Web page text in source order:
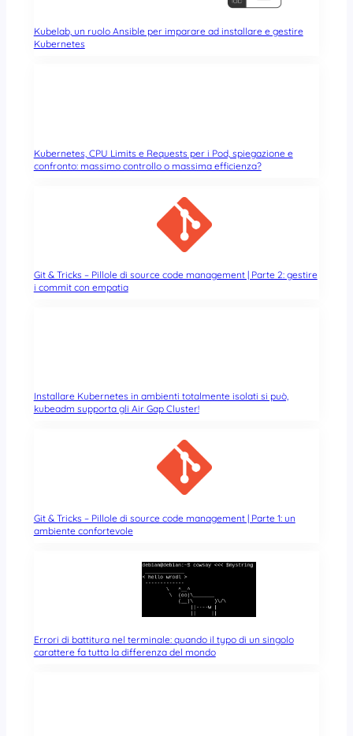
Kubelab, un ruolo Ansible per imparare ad installare e gestire
Kubernetes
Kubernetes, CPU Limits e Requests per i Pod, spiegazione e
confronto: massimo controllo o massima efficienza?
Git & Tricks – Pillole di source code management | Parte 2: gestire
i commit con empatia
Installare Kubernetes in ambienti totalmente isolati si può,
kubeadm supporta gli Air Gap Cluster!
Git & Tricks – Pillole di source code management | Parte 1: un
ambiente confortevole
Errori di battitura nel terminale: quando il typo di un singolo
carattere fa tutta la differenza del mondo